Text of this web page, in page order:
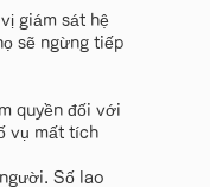
giám sát hệ
sẽ ngừng tiếp
quyền đối với
vụ mất tích
Số lao